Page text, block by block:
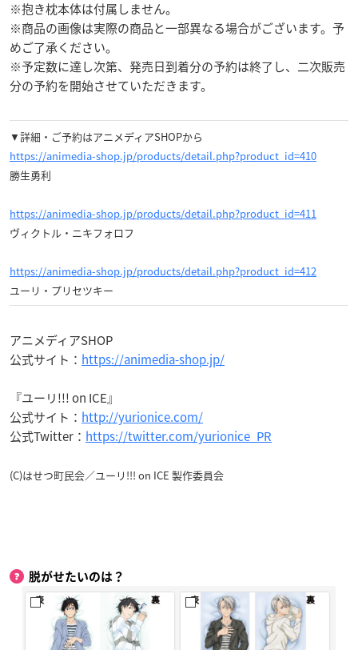
※抱き枕本体は付属しません。
※商品の画像は実際の商品と一部異なる場合がございます。予
めご了承ください。
※予定数に達し次第、発売日到着分の予約は終了し、二次販売
分の予約を開始させていただきます。
▼詳細・ご予約はアニメディアSHOPから
https://animedia-shop.jp/products/detail.php?product_id=410
勝生勇利
https://animedia-shop.jp/products/detail.php?product_id=411
ヴィクトル・ニキフォロフ
https://animedia-shop.jp/products/detail.php?product_id=412
ユーリ・プリセツキー
アニメディアSHOP
公式サイト： https://animedia-shop.jp/
『ユーリ!!! on ICE』
公式サイト： http://yurionice.com/
公式Twitter： https://twitter.com/yurionice_PR
(C)はせつ町民会／ユーリ!!! on ICE 製作委員会
脱がせたいのは？